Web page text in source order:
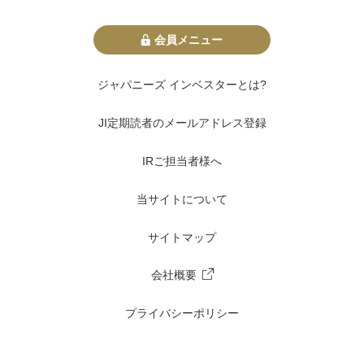
会員メニュー
ジャパニーズ インベスターとは?
JI定期読者のメールアドレス登録
IRご担当者様へ
当サイトについて
サイトマップ
会社概要
プライバシーポリシー